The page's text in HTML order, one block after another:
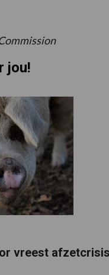
jou!
vreest